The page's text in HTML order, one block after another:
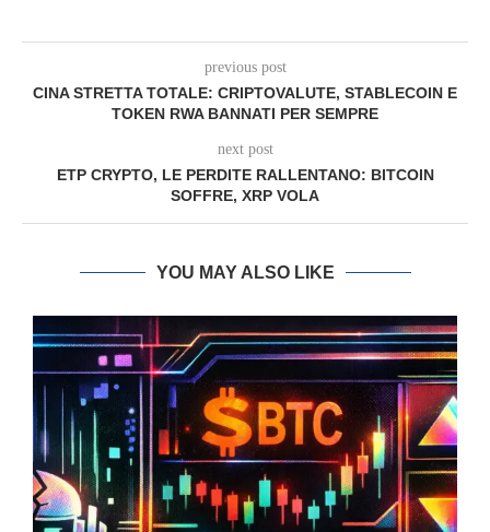
previous post
CINA STRETTA TOTALE: CRIPTOVALUTE, STABLECOIN E
TOKEN RWA BANNATI PER SEMPRE
next post
ETP CRYPTO, LE PERDITE RALLENTANO: BITCOIN
SOFFRE, XRP VOLA
YOU MAY ALSO LIKE